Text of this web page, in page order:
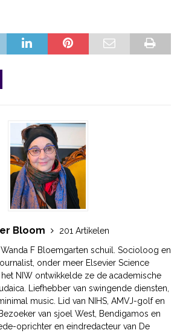
Bloom
201 Artikelen
F Bloemgarten schuil. Socioloog en
onder meer Elsevier Science
NIW ontwikkelde ze de academische
Liefhebber van swingende diensten,
music. Lid van NIHS, AMVJ-golf en
van sjoel West, Bendigamos en
oprichter en eindredacteur van De